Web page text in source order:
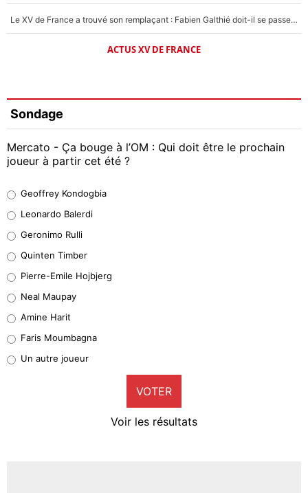
Le XV de France a trouvé son remplaçant : Fabien Galthié doit-il se passer d'Antoine Dupont ?
ACTUS XV DE FRANCE
Sondage
Mercato - Ça bouge à l’OM : Qui doit être le prochain
joueur à partir cet été ?
38%
32%
5%
1%
9%
Geoffrey Kondogbia
Leonardo Balerdi
Geronimo Rulli
Quinten Timber
Pierre-Emile Hojbjerg
Neal Maupay
Amine Harit
Faris Moumbagna
Un autre joueur
VOTER
Voir les résultats